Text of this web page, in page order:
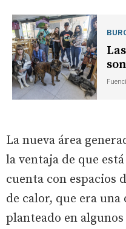
La nueva área
la ventaja de que
cuenta con espacios
de calor, que era una
planteado en